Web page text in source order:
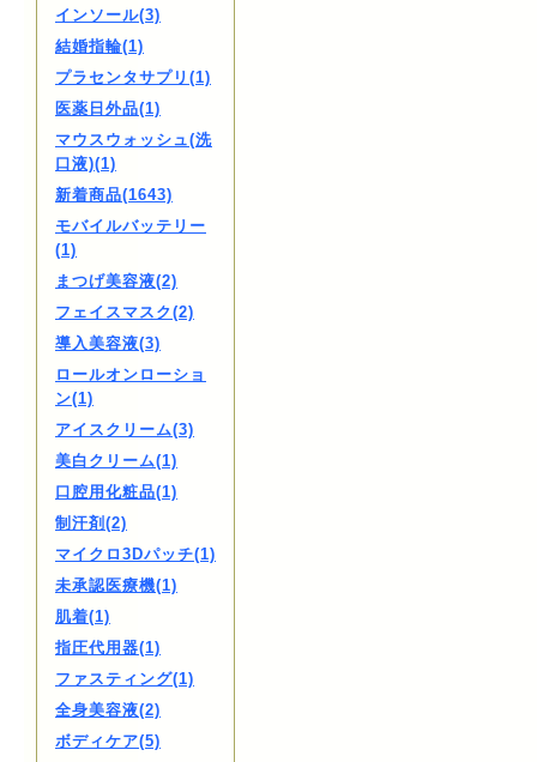
インソール(3)
結婚指輪(1)
プラセンタサプリ(1)
医薬日外品(1)
マウスウォッシュ(洗
口液)(1)
新着商品(1643)
モバイルバッテリー
(1)
まつげ美容液(2)
フェイスマスク(2)
導入美容液(3)
ロールオンローショ
ン(1)
アイスクリーム(3)
美白クリーム(1)
口腔用化粧品(1)
制汗剤(2)
マイクロ3Dパッチ(1)
未承認医療機(1)
肌着(1)
指圧代用器(1)
ファスティング(1)
全身美容液(2)
ボディケア(5)